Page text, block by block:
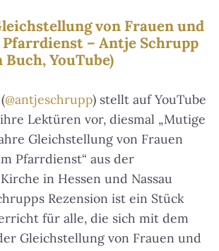
von Frauen und
– Antje Schrupp
YouTube)
@antjeschrupp) stellt auf YouTube
Lektüren vor, diesmal „Mutige
Gleichstellung von Frauen
Pfarrdienst“ aus der
in Hessen und Nassau
Rezension ist ein Stück
für alle, die sich mit dem
Gleichstellung von Frauen und